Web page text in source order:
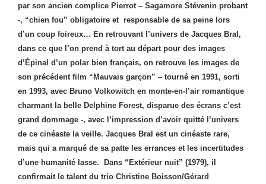
par son ancien complice Pierrot – Sagamore Stévenin probant
-, “chien fou” obligatoire et responsable de sa peine lors
d’un coup foireux… En retrouvant l’univers de Jacques Bral,
dans ce que l’on prend à tort au départ pour des images
d’Épinal d’un polar bien français, on retrouve les images de
son précédent film “Mauvais garçon” – tourné en 1991, sorti
en 1993, avec Bruno Volkowitch en monte-en-l’air romantique
charmant la belle Delphine Forest, disparue des écrans c’est
grand dommage -, avec l’impression d’avoir quitté l’univers
de ce cinéaste la veille. Jacques Bral est un cinéaste rare,
mais qui a marqué de sa patte les errances et les incertitudes
d’une humanité lasse. Dans “Extérieur nuit” (1979), il
confirmait le talent du trio Christine Boisson/Gérard